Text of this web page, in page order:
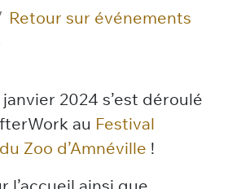
Retour sur événements
2024 s’est déroulé
au Festival
Zoo d’Amnéville !